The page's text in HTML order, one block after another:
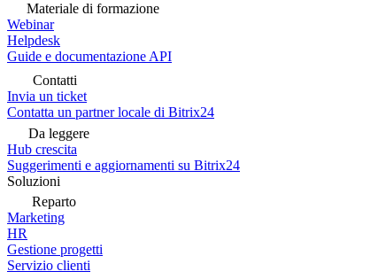
Materiale di formazione
Webinar
Helpdesk
Guide e documentazione API
Contatti
Invia un ticket
Contatta un partner locale di Bitrix24
Da leggere
Hub crescita
Suggerimenti e aggiornamenti su Bitrix24
Soluzioni
Reparto
Marketing
HR
Gestione progetti
Servizio clienti